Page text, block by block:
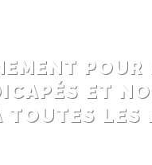
POUR
ET
TOUTES LES